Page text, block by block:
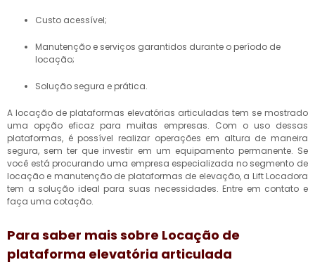
Custo acessível;
Manutenção e serviços garantidos durante o período de
locação;
Solução segura e prática.
A locação de plataformas elevatórias articuladas tem se mostrado
uma opção eficaz para muitas empresas. Com o uso dessas
plataformas, é possível realizar operações em altura de maneira
segura, sem ter que investir em um equipamento permanente. Se
você está procurando uma empresa especializada no segmento de
locação e manutenção de plataformas de elevação, a Lift Locadora
tem a solução ideal para suas necessidades. Entre em contato e
faça uma cotação.
Para saber mais sobre Locação de
plataforma elevatória articulada